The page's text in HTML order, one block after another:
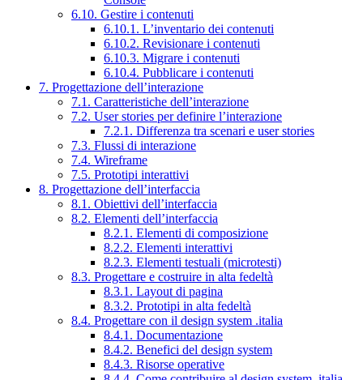
6.10. Gestire i contenuti
6.10.1. L’inventario dei contenuti
6.10.2. Revisionare i contenuti
6.10.3. Migrare i contenuti
6.10.4. Pubblicare i contenuti
7. Progettazione dell’interazione
7.1. Caratteristiche dell’interazione
7.2. User stories per definire l’interazione
7.2.1. Differenza tra scenari e user stories
7.3. Flussi di interazione
7.4. Wireframe
7.5. Prototipi interattivi
8. Progettazione dell’interfaccia
8.1. Obiettivi dell’interfaccia
8.2. Elementi dell’interfaccia
8.2.1. Elementi di composizione
8.2.2. Elementi interattivi
8.2.3. Elementi testuali (microtesti)
8.3. Progettare e costruire in alta fedeltà
8.3.1. Layout di pagina
8.3.2. Prototipi in alta fedeltà
8.4. Progettare con il design system .italia
8.4.1. Documentazione
8.4.2. Benefici del design system
8.4.3. Risorse operative